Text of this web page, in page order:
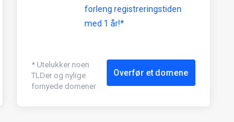
forleng registreringstiden
med 1 år!*
* Utelukker noen
TLDer og nylige
fornyede domener
Overfør et domene